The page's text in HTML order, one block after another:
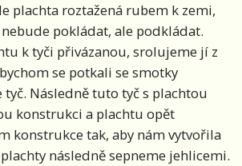
plachta roztažená rubem k zemi,
pokládat, ale podkládat.
k tyči přivázanou, srolujeme jí z
se potkali se smotky
Následně tuto tyč s plachtou
konstrukci a plachtu opět
konstrukce tak, aby nám vytvořila
následně sepneme jehlicemi.